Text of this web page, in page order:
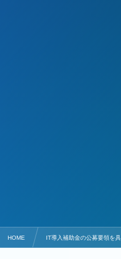
HOME IT導入補助金の公募要領を